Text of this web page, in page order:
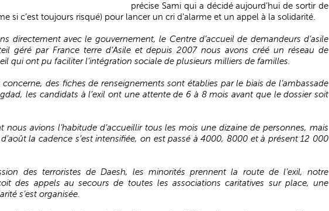
précise Sami qui a décidé aujourd’hui de sortir de
si c’est toujours risqué) pour lancer un cri d’alarme et un appel à la solidarité.
directement avec le gouvernement, le Centre d’accueil de demandeurs d’asile
géré par France terre d’Asile et depuis 2007 nous avons créé un réseau de
qui ont pu faciliter l’intégration sociale de plusieurs milliers de familles.
des fiches de renseignements sont établies par le biais de l’ambassade
les candidats à l’exil ont une attente de 6 à 8 mois avant que le dossier soit
nous avions l’habitude d’accueillir tous les mois une dizaine de personnes, mais
la cadence s’est intensifiée, on est passé à 4000, 8000 et à présent 12 000
des terroristes de Daesh, les minorités prennent la route de l’exil, notre
des appels au secours de toutes les associations caritatives sur place, une
s’est organisée.